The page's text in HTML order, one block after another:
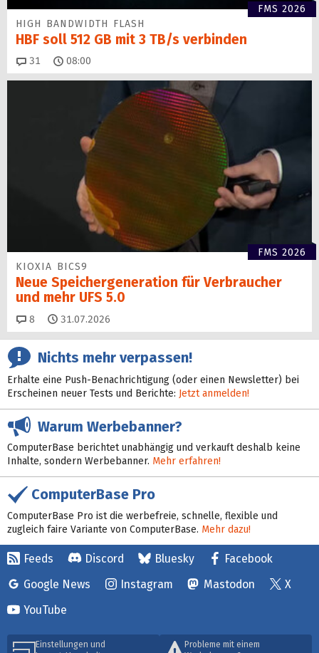
FMS 2026
HIGH BANDWIDTH FLASH
HBF soll 512 GB mit 3 TB/s verbinden
31 Kommentare
08:00
FMS 2026
KIOXIA BICS9
Neue Speichergen­eration für Verbraucher
und mehr UFS 5.0
8 Kommentare
31.07.2026
Nichts mehr verpassen!
Erhalte eine Push-Benachrichtigung (oder einen Newsletter) bei
Erscheinen neuer Tests und Berichte: Jetzt anmelden!
Warum Werbebanner?
ComputerBase berichtet unabhängig und verkauft deshalb keine
Inhalte, sondern Werbebanner. Mehr erfahren!
ComputerBase Pro
ComputerBase Pro ist die werbefreie, schnelle, flexible und
zugleich faire Variante von ComputerBase. Mehr dazu!
Feeds Discord Bluesky
Facebook
Google News
Instagram Mastodon
X
YouTube
Einstellungen und
Probleme mit einem